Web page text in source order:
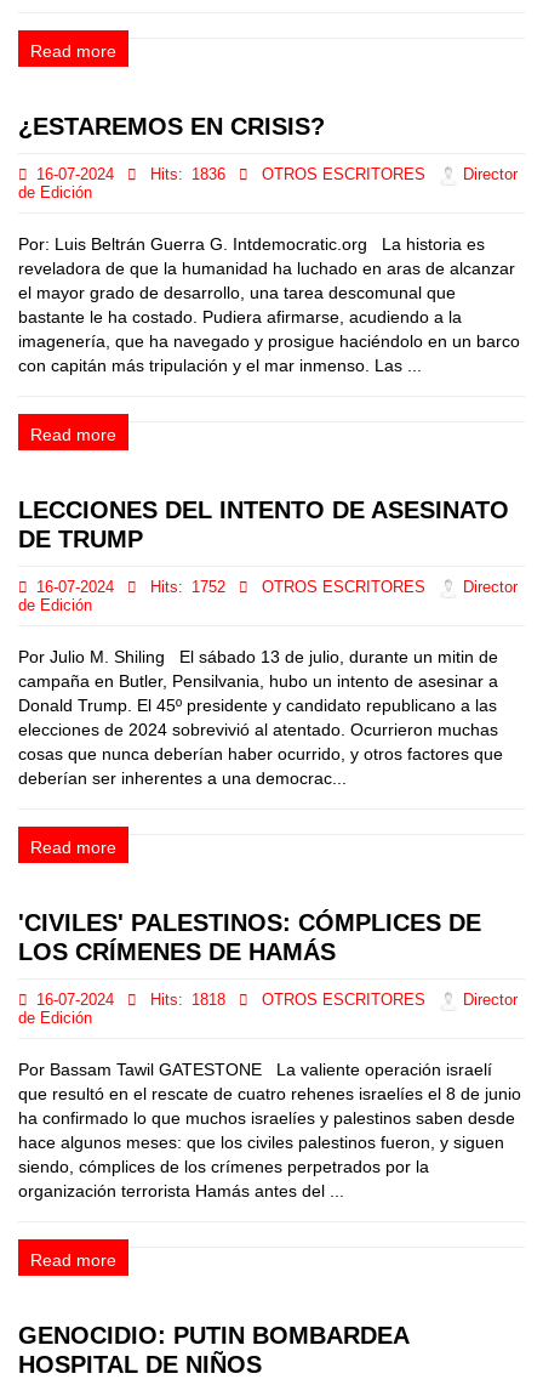
Read more
¿ESTAREMOS EN CRISIS?
16-07-2024 Hits: 1836 OTROS ESCRITORES
Director
de Edición
Por: Luis Beltrán Guerra G. Intdemocratic.org La historia es
reveladora de que la humanidad ha luchado en aras de alcanzar
el mayor grado de desarrollo, una tarea descomunal que
bastante le ha costado. Pudiera afirmarse, acudiendo a la
imagenería, que ha navegado y prosigue haciéndolo en un barco
con capitán más tripulación y el mar inmenso. Las ...
Read more
LECCIONES DEL INTENTO DE ASESINATO
DE TRUMP
16-07-2024 Hits: 1752 OTROS ESCRITORES
Director
de Edición
Por Julio M. Shiling El sábado 13 de julio, durante un mitin de
campaña en Butler, Pensilvania, hubo un intento de asesinar a
Donald Trump. El 45º presidente y candidato republicano a las
elecciones de 2024 sobrevivió al atentado. Ocurrieron muchas
cosas que nunca deberían haber ocurrido, y otros factores que
deberían ser inherentes a una democrac...
Read more
'CIVILES' PALESTINOS: CÓMPLICES DE
LOS CRÍMENES DE HAMÁS
16-07-2024 Hits: 1818 OTROS ESCRITORES
Director
de Edición
Por Bassam Tawil GATESTONE La valiente operación israelí
que resultó en el rescate de cuatro rehenes israelíes el 8 de junio
ha confirmado lo que muchos israelíes y palestinos saben desde
hace algunos meses: que los civiles palestinos fueron, y siguen
siendo, cómplices de los crímenes perpetrados por la
organización terrorista Hamás antes del ...
Read more
GENOCIDIO: PUTIN BOMBARDEA
HOSPITAL DE NIÑOS